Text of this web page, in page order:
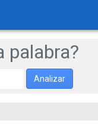
palabra?
Analizar